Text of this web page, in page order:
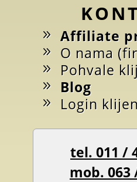
Affiliate
O nama
Pohvale
Blog
Login
tel. 011 /
mob. 063